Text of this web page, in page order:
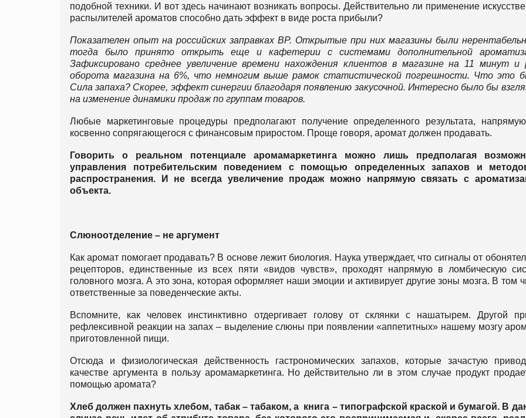
подобной техники. И вот здесь начинают возникать вопросы. Действительно ли применение
распылителей ароматов способно дать эффект в виде роста прибыли?
Показателен опыт на российских заправках BP. Открытые при них магазины были
тогда было принято открыть еще и кафетерии с системами дополнительной
Зафиксировано среднее увеличение времени нахождения клиентов в магазине на 11 минут и
оборота магазина на 6%, что немногим выше рамок статистической погрешности. Что это
Сила запаха? Скорее, эффект синергии благодаря появлению закусочной. Интересно было бы
на изменение динамики продаж по группам товаров.
Любые маркетинговые процедуры предполагают получение определенного результата,
косвенно сопрягающегося с финансовым приростом. Проще говоря, аромат должен продавать.
Говорить о реальном потенциале аромамаркетинга можно лишь предполагая
управления потребительским поведением с помощью определенных запахов и
распространения. И не всегда увеличение продаж можно напрямую связать с
объекта.
Слюноотделение – не аргумент
Как аромат помогает продавать? В основе лежит биология. Наука утверждает, что сигналы от
рецепторов, единственные из всех пяти «видов чувств», проходят напрямую в ломбическую
головного мозга. А это зона, которая оформляет наши эмоции и активирует другие зоны мозга. В том
ответственные за поведенческие акты.
Вспомните, как человек инстинктивно отдергивает голову от склянки с нашатырем. Другой
рефлексивной реакции на запах – выделение слюны при появлении «аппетитных» нашему мозгу
приготовленной пищи.
Отсюда и физиологическая действенность гастрономических запахов, которые зачастую
качестве аргумента в пользу аромамаркетинга. Но действительно ли в этом случае продукт
помощью аромата?
Хлеб должен пахнуть хлебом, табак – табаком, а книга – типографской краской и бумагой. В